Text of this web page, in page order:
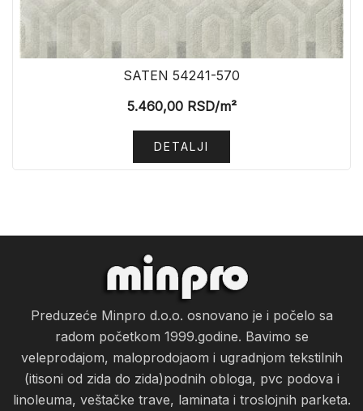
SATEN 54241-570
5.460,00RSD/m²
DETALJI
Preduzeće Minpro d.o.o. osnovano je i počelo sa
radom početkom 1999.godine. Bavimo se
veleprodajom, maloprodojaom i ugradnjom tekstilnih
(itisoni od zida do zida)podnih obloga, pvc podova i
linoleuma, veštačke trave, laminata i troslojnih parketa.